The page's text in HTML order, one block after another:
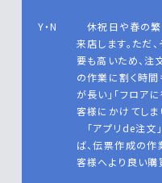
Y・N
休祝日や春の繁
来店します。ただ
要も高いため、注
の作業に割く時間
が長い」「フロア
客様にかけてしま
「アプリde注文
ば、伝票作成の作
客様へより良い購